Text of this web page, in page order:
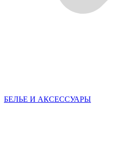
БЕЛЬЕ И АКСЕССУАРЫ